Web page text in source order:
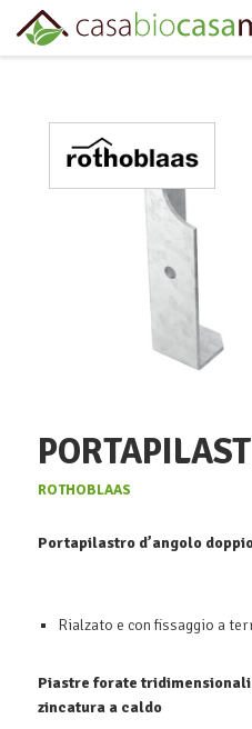
ROTHOBLAAS
Portapilastro d’angolo
Rialzato e con fissaggio a
Piastre forate
zincatura a caldo